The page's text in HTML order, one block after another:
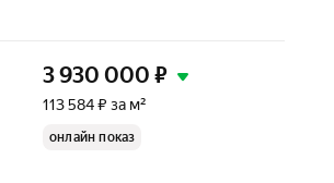
3 930 000 ₽
113 584 ₽ за м²
онлайн показ